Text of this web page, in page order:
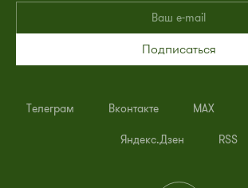
Подписаться
Телеграм Вконтакте MAX
Яндекс.Дзен RSS